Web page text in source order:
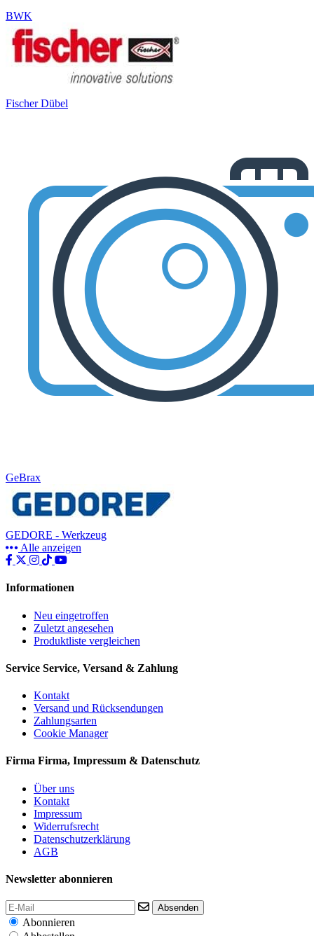
BWK
Fischer Dübel
GeBrax
GEDORE - Werkzeug
Alle anzeigen
Informationen
Neu eingetroffen
Zuletzt angesehen
Produktliste vergleichen
Service Service, Versand & Zahlung
Kontakt
Versand und Rücksendungen
Zahlungsarten
Cookie Manager
Firma Firma, Impressum & Datenschutz
Über uns
Kontakt
Impressum
Widerrufsrecht
Datenschutzerklärung
AGB
Newsletter abonnieren
Absenden
Abonnieren